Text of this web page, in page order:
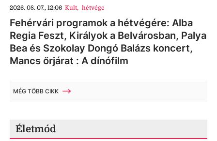
2026. 08. 07., 12:06 Kult, hétvége
Fehérvári programok a hétvégére: Alba
Regia Feszt, Királyok a Belvárosban, Palya
Bea és Szokolay Dongó Balázs koncert,
Mancs őrjárat : A dínófilm
MÉG TÖBB CIKK
Életmód